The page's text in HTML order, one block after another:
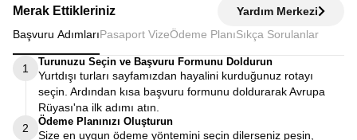
Yolları’nın konforu ve hizmet kalitesiyle seyahat edersiniz.
Merak Ettikleriniz
Yardım Merkezi
Başvuru AdımlarıPasaport VizeÖdeme Planı Sıkça Sorulanlar
1
Turunuzu Seçin ve Başvuru Formunu Doldurun
Yurtdışı turları sayfamızdan hayalini kurduğunuz rotayı
seçin. Ardından kısa başvuru formunu doldurarak Avrupa
Rüyası'na ilk adımı atın.
2
Ödeme Planınızı Oluşturun
Size en uygun ödeme yöntemini seçin dilerseniz peşin,